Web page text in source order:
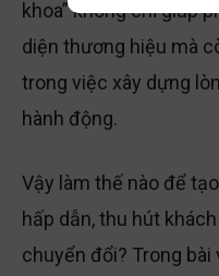
khoa” không chỉ giúp
diện thương hiệu mà
trong việc xây dựng
hành động.
Vậy làm thế nào để
hấp dẫn, thu hút
chuyển đổi? Trong bài